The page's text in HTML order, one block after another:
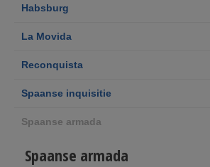
Habsburg
La Movida
Reconquista
Spaanse inquisitie
Spaanse armada
Spaanse armada